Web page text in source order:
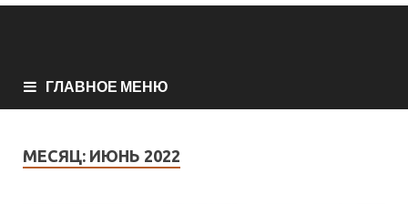
ГЛАВНОЕ МЕНЮ
МЕСЯЦ: ИЮНЬ 2022